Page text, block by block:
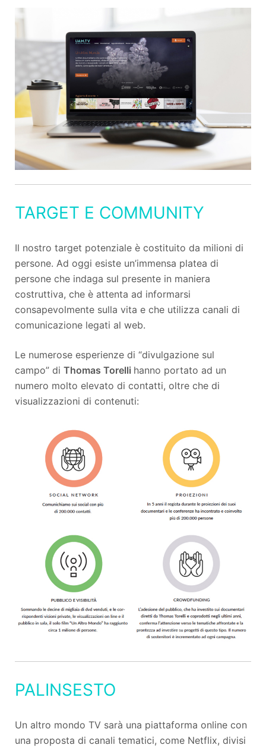
TARGET E COMMUNITY
Il nostro target potenziale è costituito da milioni di
persone. Ad oggi esiste un’immensa platea di
persone che indaga sul presente in maniera
costruttiva, che è attenta ad informarsi
consapevolmente sulla vita e che utilizza canali di
comunicazione legati al web.
Le numerose esperienze di “divulgazione sul
campo” di Thomas Torelli hanno portato ad un
numero molto elevato di contatti, oltre che di
visualizzazioni di contenuti:
PALINSESTO
Un altro mondo TV sarà una piattaforma online con
una proposta di canali tematici, come Netflix, divisi